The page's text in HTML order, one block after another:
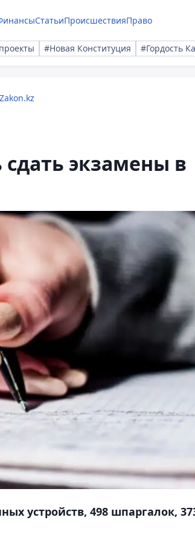
СтатьиПроисшествияПраво
#Новая Конституция #Гордость
экзамены в
устройств, 498 шпаргалок,